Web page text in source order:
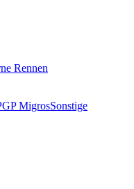
Rennen
GP MigrosSonstige